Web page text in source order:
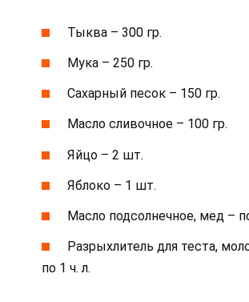
Тыква – 300 гр.
Мука – 250 гр.
Сахарный песок – 150 гр.
Масло сливочное – 100 гр.
Яйцо – 2 шт.
Яблоко – 1 шт.
Масло подсолнечное, мед –
Разрыхлитель для теста,
по 1 ч. л.